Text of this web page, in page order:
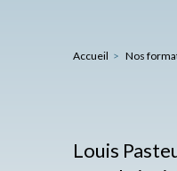
Accueil Nos
Louis